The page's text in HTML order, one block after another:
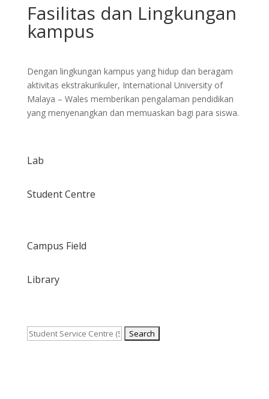
Fasilitas dan Lingkungan
kampus
Dengan lingkungan kampus yang hidup dan beragam
aktivitas ekstrakurikuler, International University of
Malaya – Wales memberikan pengalaman pendidikan
yang menyenangkan dan memuaskan bagi para siswa.
Lab
Student Centre
Campus Field
Library
Search